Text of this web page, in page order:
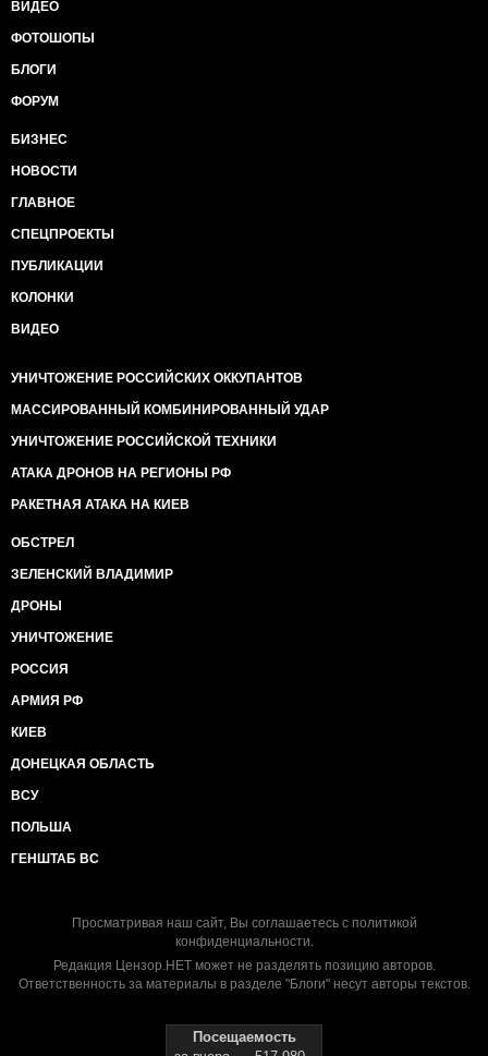
ВИДЕО
ФОТОШОПЫ
БЛОГИ
ФОРУМ
БИЗНЕС
НОВОСТИ
ГЛАВНОЕ
СПЕЦПРОЕКТЫ
ПУБЛИКАЦИИ
КОЛОНКИ
ВИДЕО
УНИЧТОЖЕНИЕ РОССИЙСКИХ ОККУПАНТОВ
МАССИРОВАННЫЙ КОМБИНИРОВАННЫЙ УДАР
УНИЧТОЖЕНИЕ РОССИЙСКОЙ ТЕХНИКИ
АТАКА ДРОНОВ НА РЕГИОНЫ РФ
РАКЕТНАЯ АТАКА НА КИЕВ
ОБСТРЕЛ
ЗЕЛЕНСКИЙ ВЛАДИМИР
ДРОНЫ
УНИЧТОЖЕНИЕ
РОССИЯ
АРМИЯ РФ
КИЕВ
ДОНЕЦКАЯ ОБЛАСТЬ
ВСУ
ПОЛЬША
ГЕНШТАБ ВС
Просматривая наш сайт, Вы соглашаетесь с политикой
конфиденциальности.
Редакция Цензор.НЕТ может не разделять позицию авторов.
Ответственность за материалы в разделе "Блоги" несут авторы текстов.
Посещаемость